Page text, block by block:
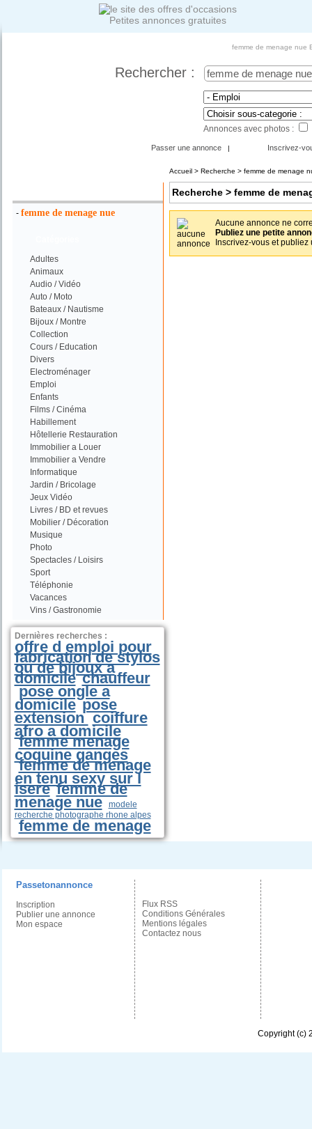
Petites annonces gratuites
femme de menage nue
Rechercher :
Annonces avec photos :
Passer une annonce | Inscrivez-
- femme de menage nue
Adultes
Animaux
Audio / Vidéo
Auto / Moto
Bateaux / Nautisme
Bijoux / Montre
Collection
Cours / Education
Divers
Electroménager
Emploi
Enfants
Films / Cinéma
Habillement
Hôtellerie Restauration
Immobilier a Louer
Immobilier a Vendre
Informatique
Jardin / Bricolage
Jeux Vidéo
Livres / BD et revues
Mobilier / Décoration
Musique
Photo
Spectacles / Loisirs
Sport
Téléphonie
Vacances
Vins / Gastronomie
Dernières recherches :
offre d emploi pour
fabrication de stylos
ou de bijoux a
domicile chauffeur
pose ongle a
domicile pose
extension coiffure
afro a domicile
femme menage
coquine ganges
femme de menage
en tenu sexy sur l
isere femme de
menage nue
modele
recherche photographe rhone alpes
femme de menage
Accueil> Recherche > femme de menage
Recherche> femme de
Aucune annonce ne
Publiez une petite
Inscrivez-vous et
Passetonannonce
Inscription
Publier une annonce
Mon espace
Flux RSS
Conditions Générales
Mentions légales
Contactez nous
Copyright (c)